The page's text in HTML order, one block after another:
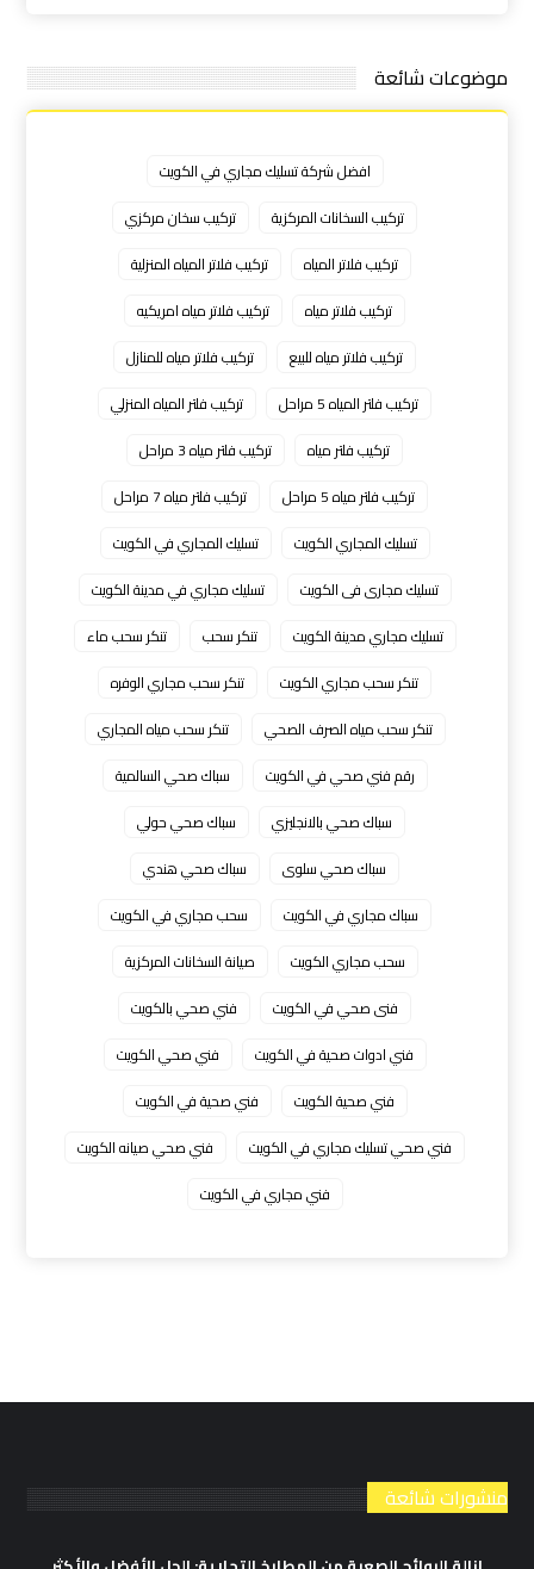
موضوعات شائعة
افضل شركة تسليك مجاري في الكويت
تركيب السخانات المركزية
تركيب سخان مركزي
تركيب فلاتر المياه
تركيب فلاتر المياه المنزلية
تركيب فلاتر مياه
تركيب فلاتر مياه امريكيه
تركيب فلاتر مياه للبيع
تركيب فلاتر مياه للمنازل
تركيب فلتر المياه 5 مراحل
تركيب فلتر المياه المنزلي
تركيب فلتر مياه
تركيب فلتر مياه 3 مراحل
تركيب فلتر مياه 5 مراحل
تركيب فلتر مياه 7 مراحل
تسليك المجاري الكويت
تسليك المجاري في الكويت
تسليك مجارى فى الكويت
تسليك مجاري في مدينة الكويت
تسليك مجاري مدينة الكويت
تنكر سحب
تنكر سحب ماء
تنكر سحب مجاري الكويت
تنكر سحب مجاري الوفره
تنكر سحب مياه الصرف الصحي
تنكر سحب مياه المجاري
رقم فني صحي في الكويت
سباك صحي السالمية
سباك صحي بالانجليزي
سباك صحي حولي
سباك صحي سلوى
سباك صحي هندي
سباك مجاري في الكويت
سحب مجاري في الكويت
سحب مجاري الكويت
صيانة السخانات المركزية
فنى صحي في الكويت
فني صحي بالكويت
فني ادوات صحية في الكويت
فني صحي الكويت
فني صحية الكويت
فني صحية في الكويت
فني صحي تسليك مجاري في الكويت
فني صحي صيانه الكويت
فني مجاري في الكويت
منشورات شائعة